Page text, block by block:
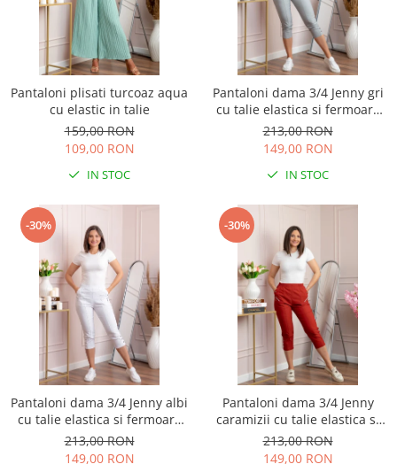
Pantaloni plisati turcoaz aqua
cu elastic in talie
159,00 RON
109,00 RON
IN STOC
Pantaloni dama 3/4 Jenny gri
cu talie elastica si fermoare
decorative
213,00 RON
149,00 RON
IN STOC
-30%
Pantaloni dama 3/4 Jenny albi
cu talie elastica si fermoare
decorative
213,00 RON
149,00 RON
-30%
Pantaloni dama 3/4 Jenny
caramizii cu talie elastica si
fermoare decorative
213,00 RON
149,00 RON